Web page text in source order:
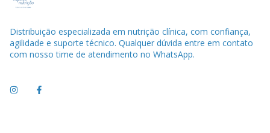
Distribuição especializada em nutrição clínica, com confiança,
agilidade e suporte técnico. Qualquer dúvida entre em contato
com nosso time de atendimento no WhatsApp.